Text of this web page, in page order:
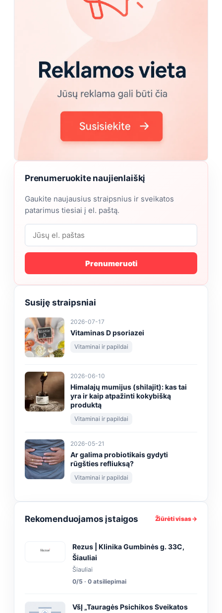
Prenumeruokite naujienlaiškį
Gaukite naujausius straipsnius ir sveikatos
patarimus tiesiai į el. paštą.
Prenumeruoti
Susiję straipsniai
2026-07-17
Vitaminas D psoriazei
Vitaminai ir papildai
2026-06-10
Himalajų mumijus (shilajit): kas tai
yra ir kaip atpažinti kokybišką
produktą
Vitaminai ir papildai
2026-05-21
Ar galima probiotikais gydyti
rūgšties refliuksą?
Vitaminai ir papildai
Rekomenduojamos įstaigos Žiūrėti visas →
Rezus | Klinika Gumbinės g. 33C,
Šiauliai
Šiauliai
0/5 · 0 atsiliepimai
VšĮ „Tauragės Psichikos Sveikatos